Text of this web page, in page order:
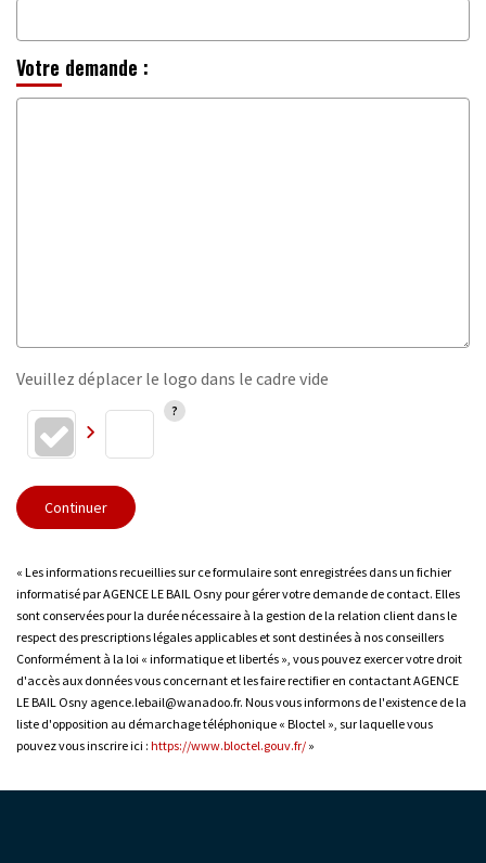
Votre demande :
Veuillez déplacer le logo dans le cadre vide
Continuer
« Les informations recueillies sur ce formulaire sont enregistrées dans un fichier
informatisé par AGENCE LE BAIL Osny pour gérer votre demande de contact. Elles
sont conservées pour la durée nécessaire à la gestion de la relation client dans le
respect des prescriptions légales applicables et sont destinées à nos conseillers
Conformément à la loi « informatique et libertés », vous pouvez exercer votre droit
d'accès aux données vous concernant et les faire rectifier en contactant AGENCE
LE BAIL Osny agence.lebail@wanadoo.fr. Nous vous informons de l'existence de la
liste d'opposition au démarchage téléphonique « Bloctel », sur laquelle vous
pouvez vous inscrire ici : https://www.bloctel.gouv.fr/ »